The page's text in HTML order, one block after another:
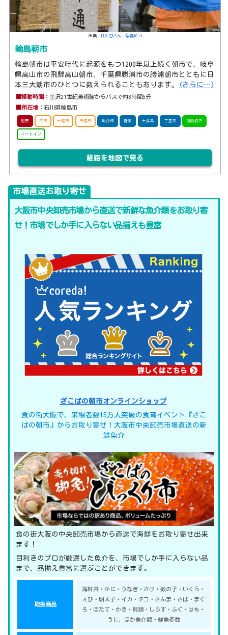
出典： けむぴさん -写真AC
輪島朝市
輪島朝市は平安時代に起源をもつ1200年以上続く朝市で、岐阜
県高山市の飛騨高山朝市、千葉県勝浦市の勝浦朝市とともに日
本三大朝市のひとつに数えられることもあります。
(さらに…)
■移動時間：金沢21世紀美術館からバスで約3時間5分
■所在地：石川県輪島市
朝市 平日 土曜日 日曜日 魚介類 野菜 土産品 工芸品 海鮮焼き
イートイン
経路を地図で見る
市場直送お取り寄せ
大阪市中央卸売市場から直送で新鮮な魚介類をお取り寄
せ！市場でしか手に入らない品揃えも豊富
ざこばの朝市オンラインショップ
食の街大阪で、来場者数15万人突破の食育イベント『ざこ
ばの朝市』からお取り寄せ！大阪市中央卸売市場直送の新
鮮魚介
食の街大阪の中央卸売市場から直送で海鮮をお取り寄せ出来
ます！
目利きのプロが厳選した魚介を、市場でしか手に入らない品
まで、品揃え豊富に選ぶことができます。
取扱商品
海鮮丼・かに・うなぎ・さけ・数の子・いくら・
えび・明太子・イカ・タコ・さんま・さば・まぐ
ろ・ほたて・かき・貝類・しらす・ふぐ・はも・
うに、ほか魚介類・鮮魚多数